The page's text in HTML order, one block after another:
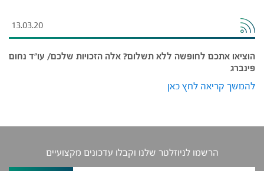
13.03.20
הוציאו אתכם לחופשה ללא תשלום? אלה הזכויות שלכם/ עו"ד נחום
פינברג
להמשך קריאה לחץ כאן
הרשמו לניוזלטר שלנו וקבלו עדכונים מקצועיים